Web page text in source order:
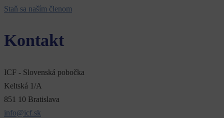
Staň sa naším členom
Kontakt
ICF - Slovenská pobočka
Keltská 1/A
851 10 Bratislava
info@icf.sk